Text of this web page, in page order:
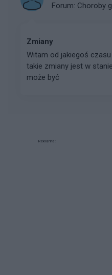
Forum: Choroby
Zmiany
Witam od jakiegoś
takie zmiany jest w
może być
Reklama: